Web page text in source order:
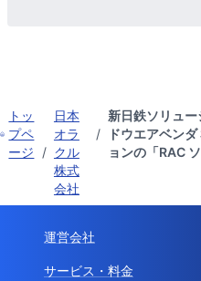
トッ
プペ
ージ
/
日本
オラ
クル
株式
会社
/
新日鉄ソリュ
ドウエアベン
ョンの「RAC
運営会社
サービス・料金